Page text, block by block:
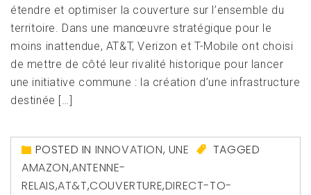
étendre et optimiser la couverture sur l’ensemble du
territoire. Dans une manœuvre stratégique pour le
moins inattendue, AT&T, Verizon et T-Mobile ont choisi
de mettre de côté leur rivalité historique pour lancer
une initiative commune : la création d’une infrastructure
destinée […]
POSTED IN INNOVATION, UNE
TAGGED
AMAZON,ANTENNE-
RELAIS,AT&T,COUVERTURE,DIRECT-TO-